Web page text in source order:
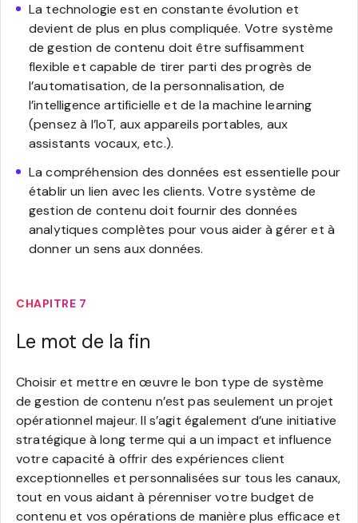
La technologie est en constante évolution et
devient de plus en plus compliquée. Votre système
de gestion de contenu doit être suffisamment
flexible et capable de tirer parti des progrès de
l’automatisation, de la personnalisation, de
l’intelligence artificielle et de la machine learning
(pensez à l’IoT, aux appareils portables, aux
assistants vocaux, etc.).
La compréhension des données est essentielle pour
établir un lien avec les clients. Votre système de
gestion de contenu doit fournir des données
analytiques complètes pour vous aider à gérer et à
donner un sens aux données.
CHAPITRE 7
Le mot de la fin
Choisir et mettre en œuvre le bon type de système
de gestion de contenu n’est pas seulement un projet
opérationnel majeur. Il s’agit également d’une initiative
stratégique à long terme qui a un impact et influence
votre capacité à offrir des expériences client
exceptionnelles et personnalisées sur tous les canaux,
tout en vous aidant à pérenniser votre budget de
contenu et vos opérations de manière plus efficace et